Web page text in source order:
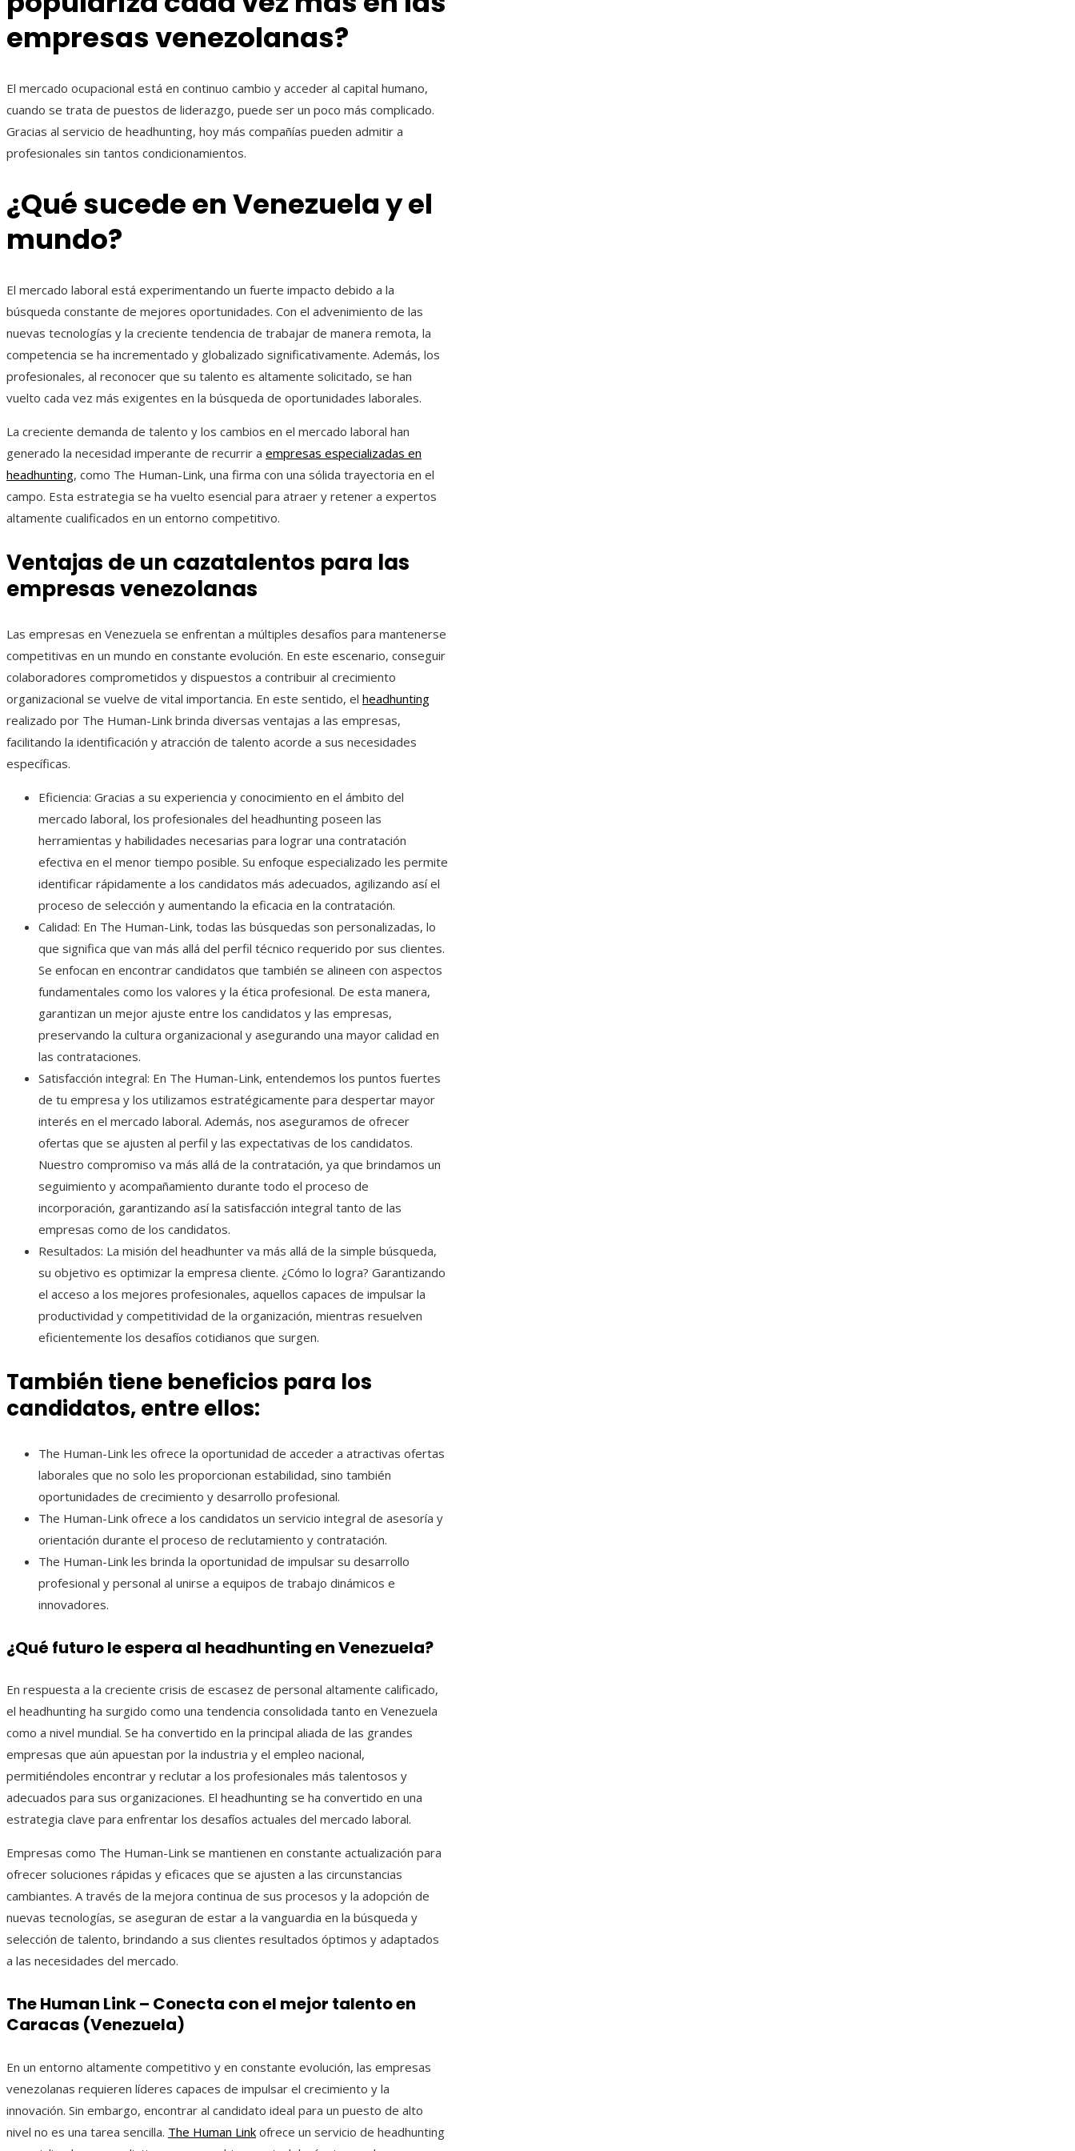
empresas venezolanas?
El mercado ocupacional está en continuo cambio y acceder al capital humano,
cuando se trata de puestos de liderazgo, puede ser un poco más complicado.
Gracias al servicio de headhunting, hoy más compañías pueden admitir a
profesionales sin tantos condicionamientos.
¿Qué sucede en Venezuela y el
mundo?
El mercado laboral está experimentando un fuerte impacto debido a la
búsqueda constante de mejores oportunidades. Con el advenimiento de las
nuevas tecnologías y la creciente tendencia de trabajar de manera remota, la
competencia se ha incrementado y globalizado significativamente. Además, los
profesionales, al reconocer que su talento es altamente solicitado, se han
vuelto cada vez más exigentes en la búsqueda de oportunidades laborales.
La creciente demanda de talento y los cambios en el mercado laboral han
generado la necesidad imperante de recurrir a empresas especializadas en
headhunting, como The Human-Link, una firma con una sólida trayectoria en el
campo. Esta estrategia se ha vuelto esencial para atraer y retener a expertos
altamente cualificados en un entorno competitivo.
Ventajas de un cazatalentos para las
empresas venezolanas
Las empresas en Venezuela se enfrentan a múltiples desafíos para mantenerse
competitivas en un mundo en constante evolución. En este escenario, conseguir
colaboradores comprometidos y dispuestos a contribuir al crecimiento
organizacional se vuelve de vital importancia. En este sentido, el headhunting
realizado por The Human-Link brinda diversas ventajas a las empresas,
facilitando la identificación y atracción de talento acorde a sus necesidades
específicas.
Eficiencia: Gracias a su experiencia y conocimiento en el ámbito del
mercado laboral, los profesionales del headhunting poseen las
herramientas y habilidades necesarias para lograr una contratación
efectiva en el menor tiempo posible. Su enfoque especializado les permite
identificar rápidamente a los candidatos más adecuados, agilizando así el
proceso de selección y aumentando la eficacia en la contratación.
Calidad: En The Human-Link, todas las búsquedas son personalizadas, lo
que significa que van más allá del perfil técnico requerido por sus clientes.
Se enfocan en encontrar candidatos que también se alineen con aspectos
fundamentales como los valores y la ética profesional. De esta manera,
garantizan un mejor ajuste entre los candidatos y las empresas,
preservando la cultura organizacional y asegurando una mayor calidad en
las contrataciones.
Satisfacción integral: En The Human-Link, entendemos los puntos fuertes
de tu empresa y los utilizamos estratégicamente para despertar mayor
interés en el mercado laboral. Además, nos aseguramos de ofrecer
ofertas que se ajusten al perfil y las expectativas de los candidatos.
Nuestro compromiso va más allá de la contratación, ya que brindamos un
seguimiento y acompañamiento durante todo el proceso de
incorporación, garantizando así la satisfacción integral tanto de las
empresas como de los candidatos.
Resultados: La misión del headhunter va más allá de la simple búsqueda,
su objetivo es optimizar la empresa cliente. ¿Cómo lo logra? Garantizando
el acceso a los mejores profesionales, aquellos capaces de impulsar la
productividad y competitividad de la organización, mientras resuelven
eficientemente los desafíos cotidianos que surgen.
También tiene beneficios para los
candidatos, entre ellos:
The Human-Link les ofrece la oportunidad de acceder a atractivas ofertas
laborales que no solo les proporcionan estabilidad, sino también
oportunidades de crecimiento y desarrollo profesional.
The Human-Link ofrece a los candidatos un servicio integral de asesoría y
orientación durante el proceso de reclutamiento y contratación.
The Human-Link les brinda la oportunidad de impulsar su desarrollo
profesional y personal al unirse a equipos de trabajo dinámicos e
innovadores.
¿Qué futuro le espera al headhunting en Venezuela?
En respuesta a la creciente crisis de escasez de personal altamente calificado,
el headhunting ha surgido como una tendencia consolidada tanto en Venezuela
como a nivel mundial. Se ha convertido en la principal aliada de las grandes
empresas que aún apuestan por la industria y el empleo nacional,
permitiéndoles encontrar y reclutar a los profesionales más talentosos y
adecuados para sus organizaciones. El headhunting se ha convertido en una
estrategia clave para enfrentar los desafíos actuales del mercado laboral.
Empresas como The Human-Link se mantienen en constante actualización para
ofrecer soluciones rápidas y eficaces que se ajusten a las circunstancias
cambiantes. A través de la mejora continua de sus procesos y la adopción de
nuevas tecnologías, se aseguran de estar a la vanguardia en la búsqueda y
selección de talento, brindando a sus clientes resultados óptimos y adaptados
a las necesidades del mercado.
The Human Link – Conecta con el mejor talento en
Caracas (Venezuela)
En un entorno altamente competitivo y en constante evolución, las empresas
venezolanas requieren líderes capaces de impulsar el crecimiento y la
innovación. Sin embargo, encontrar al candidato ideal para un puesto de alto
nivel no es una tarea sencilla. The Human Link ofrece un servicio de headhunting